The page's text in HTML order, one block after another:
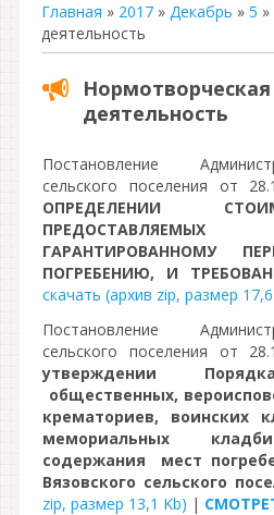
Главная » 2017 » Декабрь » 5
деятельность
Нормотворческая
деятельность
Постановление
сельского поселения от
ОПРЕДЕЛЕНИИ
ГАРАНТИРОВАННОМУ
ПОГРЕБЕНИЮ, И
скачать (архив zip, размер
Постановление
сельского поселения от
утверждении
общественных,
крематориев, воинских
мемориальных
содержания мест
Вязовского сельского
zip, размер 13,1 Kb) |